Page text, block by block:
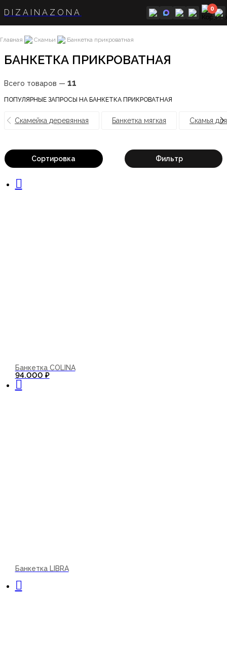
DIZAINAZONA 0
Главная Скамьи Банкетка прикроватная
БАНКЕТКА ПРИКРОВАТНАЯ
Всего товаров — 11
ПОПУЛЯРНЫЕ ЗАПРОСЫ НА БАНКЕТКА ПРИКРОВАТНАЯ
Скамейка деревянная Банкетка мягкая Скамья
Сортировка Фильтр
Банкетка COLINA
94.000 ₽
Банкетка LIBRA